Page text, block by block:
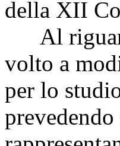
della XII
Al
volto a
per lo